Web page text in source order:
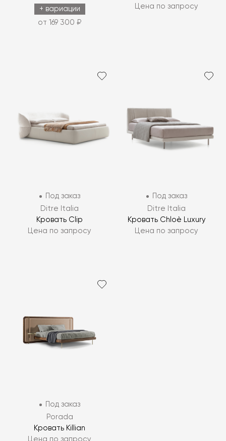
+ вариации
от 169 300 ₽
Цена по запросу
Под заказ
Ditre Italia
Кровать Clip
Цена по запросу
Под заказ
Ditre Italia
Кровать Chloè Luxury
Цена по запросу
Под заказ
Porada
Кровать Killian
Цена по запросу